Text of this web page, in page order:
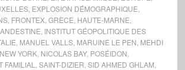
, EXPLOSION DÉMOGRAPHIQUE
, FRONTEX, GRÈCE HAUTE-MARNE
INSTITUT GÉOPOLITIQUE DES
MANUEL VALLS, MARUINE LE PEN MEHDI
NEW YORK, NICOLAS BAY, POSÉIDON
FAMILIAL
SAINT-DIZIER SID AHMED GHLAM